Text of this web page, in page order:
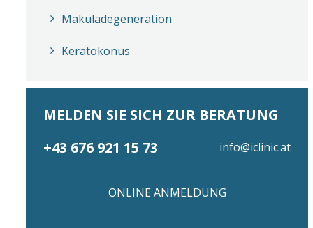
Makuladegeneration
Keratokonus
MELDEN SIE SICH ZUR BERATUNG
+43 676 921 15 73
info@iclinic.at
ONLINE ANMELDUNG